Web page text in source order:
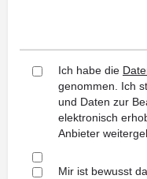
Ich habe die
genommen. Ich
und Daten zur
elektronisch
Anbieter
Mir ist bewusst